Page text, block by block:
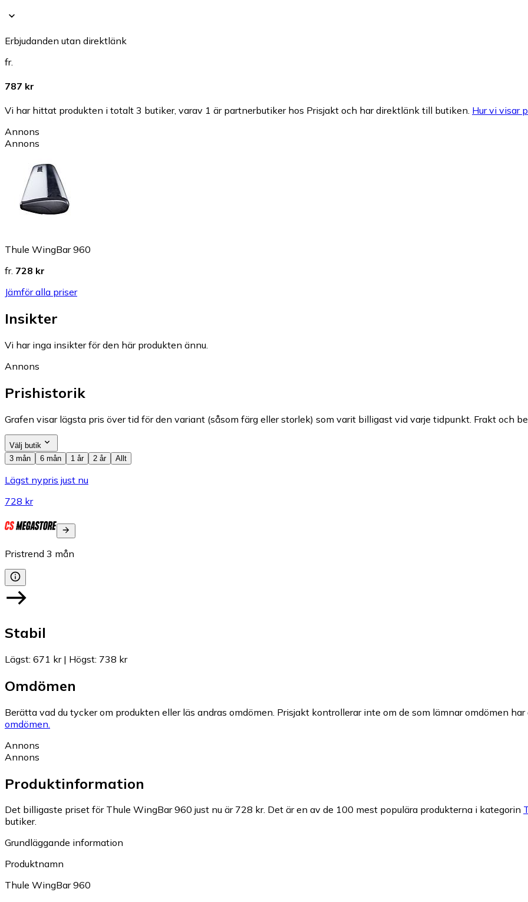
Erbjudanden utan direktlänk
fr.
787 kr
Vi har hittat produkten i totalt 3 butiker, varav 1 är partnerbutiker hos Prisjakt och har direktlänk till butiken. Hur vi visar
Annons
Annons
Thule WingBar 960
fr. 728 kr
Jämför alla priser
Insikter
Vi har inga insikter för den här produkten ännu.
Annons
Prishistorik
Grafen visar lägsta pris över tid för den variant (såsom färg eller storlek) som varit billigast vid varje tidpunkt. Frakt och
Välj butik
3 mån
6 mån 1 år 2 år Allt
Lägst nypris just nu
728 kr
Pristrend 3 mån
Stabil
Lägst: 671 kr| Högst: 738 kr
Omdömen
Berätta vad du tycker om produkten eller läs andras omdömen. Prisjakt kontrollerar inte om de som lämnar omdömen
omdömen.
Annons
Annons
Produktinformation
Det billigaste priset för Thule WingBar 960 just nu är 728 kr. Det är en av de 100 mest populära produkterna i kategorin
butiker.
Grundläggande information
Produktnamn
Thule WingBar 960